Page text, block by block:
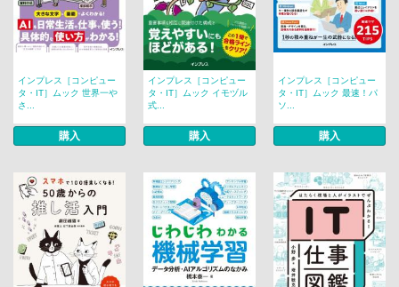
インプレス［コンピュー
タ・IT］ムック 世界一や
さ...
購入
インプレス［コンピュー
タ・IT］ムック イモヅル
式...
購入
インプレス［コンピュー
タ・IT］ムック 最速！パ
ソ...
購入